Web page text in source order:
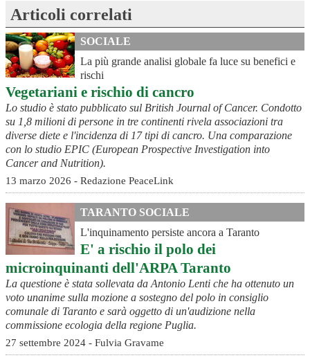
Articoli correlati
SOCIALE
La più grande analisi globale fa luce su benefici e
rischi
Vegetariani e rischio di cancro
Lo studio è stato pubblicato sul British Journal of Cancer. Condotto
su 1,8 milioni di persone in tre continenti rivela associazioni tra
diverse diete e l'incidenza di 17 tipi di cancro. Una comparazione
con lo studio EPIC (European Prospective Investigation into
Cancer and Nutrition).
13 marzo 2026 - Redazione PeaceLink
TARANTO SOCIALE
L'inquinamento persiste ancora a Taranto
E' a rischio il polo dei
microinquinanti dell'ARPA Taranto
La questione è stata sollevata da Antonio Lenti che ha ottenuto un
voto unanime sulla mozione a sostegno del polo in consiglio
comunale di Taranto e sarà oggetto di un'audizione nella
commissione ecologia della regione Puglia.
27 settembre 2024 - Fulvia Gravame